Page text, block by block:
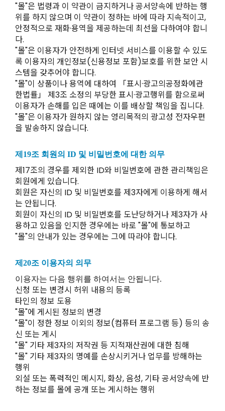
"몰"은 법령과 이 약관이 금지하거나 공서양속에 반하는 행
위를 하지 않으며 이 약관이 정하는 바에 따라 지속적이고,
안정적으로 재화·용역을 제공하는데 최선을 다하여야 합니
다.
"몰"은 이용자가 안전하게 인터넷 서비스를 이용할 수 있도
록 이용자의 개인정보(신용정보 포함)보호를 위한 보안 시
스템을 갖추어야 합니다.
"몰"이 상품이나 용역에 대하여 「표시·광고의공정화에관
한법률」 제3조 소정의 부당한 표시·광고행위를 함으로써
이용자가 손해를 입은 때에는 이를 배상할 책임을 집니다.
"몰"은 이용자가 원하지 않는 영리목적의 광고성 전자우편
을 발송하지 않습니다.
제19조 회원의 ID 및 비밀번호에 대한 의무
제17조의 경우를 제외한 ID와 비밀번호에 관한 관리책임은
회원에게 있습니다.
회원은 자신의 ID 및 비밀번호를 제3자에게 이용하게 해서
는 안됩니다.
회원이 자신의 ID 및 비밀번호를 도난당하거나 제3자가 사
용하고 있음을 인지한 경우에는 바로 "몰"에 통보하고
"몰"의 안내가 있는 경우에는 그에 따라야 합니다.
제20조 이용자의 의무
이용자는 다음 행위를 하여서는 안됩니다.
신청 또는 변경시 허위 내용의 등록
타인의 정보 도용
"몰"에 게시된 정보의 변경
"몰"이 정한 정보 이외의 정보(컴퓨터 프로그램 등) 등의 송
신 또는 게시
"몰" 기타 제3자의 저작권 등 지적재산권에 대한 침해
"몰" 기타 제3자의 명예를 손상시키거나 업무를 방해하는
행위
외설 또는 폭력적인 메시지, 화상, 음성, 기타 공서양속에 반
하는 정보를 몰에 공개 또는 게시하는 행위